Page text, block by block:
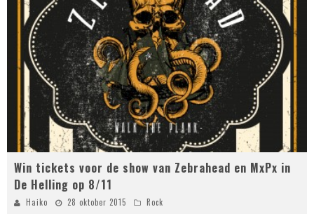
Win tickets voor de show van Zebrahead en MxPx in
De Helling op 8/11
Haiko 28 oktober 2015 Rock